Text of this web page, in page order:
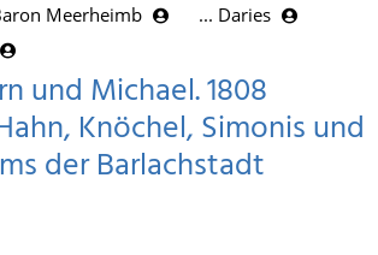
Meerheimb
... Daries
und Michael. 1808
Knöchel, Simonis und
der Barlachstadt